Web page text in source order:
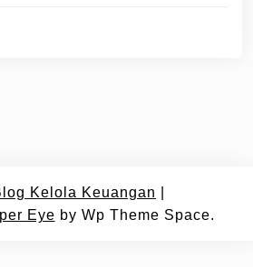
Kelola Keuangan
Eye by Wp Theme Space.